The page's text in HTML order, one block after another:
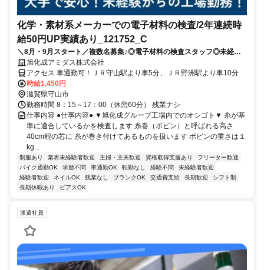
化学・素材系メーカーでの電子材料の検査/2年連続時
給50円UP実績あり_121752_C
＼8月・9月スタート／複数名募集♪◎電子材料の検査スタッフ◎未経験
OK！4勤2休シフトで平日休みあり！時給1,450円！残業ナシ！
旭化成アミダス株式会社
アクセス 車通勤可！ＪＲ守山駅より車5分、ＪＲ野洲駅より車10分
時給1,450円
滋賀県守山市
勤務時間 8：15～17：00（休憩60分） 残業ナシ
仕事内容 ●仕事内容● ▼旭化成グループ工場内でのオシゴト▼ 糸が基
準に適合しているかを検査します 糸巻（ボビン）と呼ばれる高さ
40cm程の芯に 糸が巻き付けてあるものを扱います ボビンの重さは１
kg...
制服あり 業界未経験者歓迎 主婦・主夫歓迎 資格取得支援あり
フリーター歓迎
バイク通勤OK
学歴不問 車通勤OK 転勤なし 経験不問
未経験者歓迎
経験者歓迎
ネイルOK 残業なし ブランクOK 交通費支給 長期歓迎
シフト制
長期休暇あり
ピアスOK
派遣社員